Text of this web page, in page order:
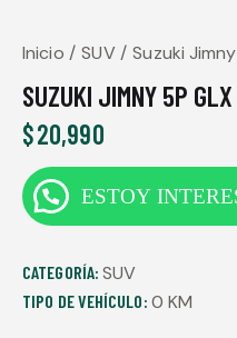
Inicio SUV Suzuki
SUZUKI JIMNY 5P
$20,990
ESTOY
CATEGORÍA:SUV
TIPO DE VEHÍCULO: 0 KM